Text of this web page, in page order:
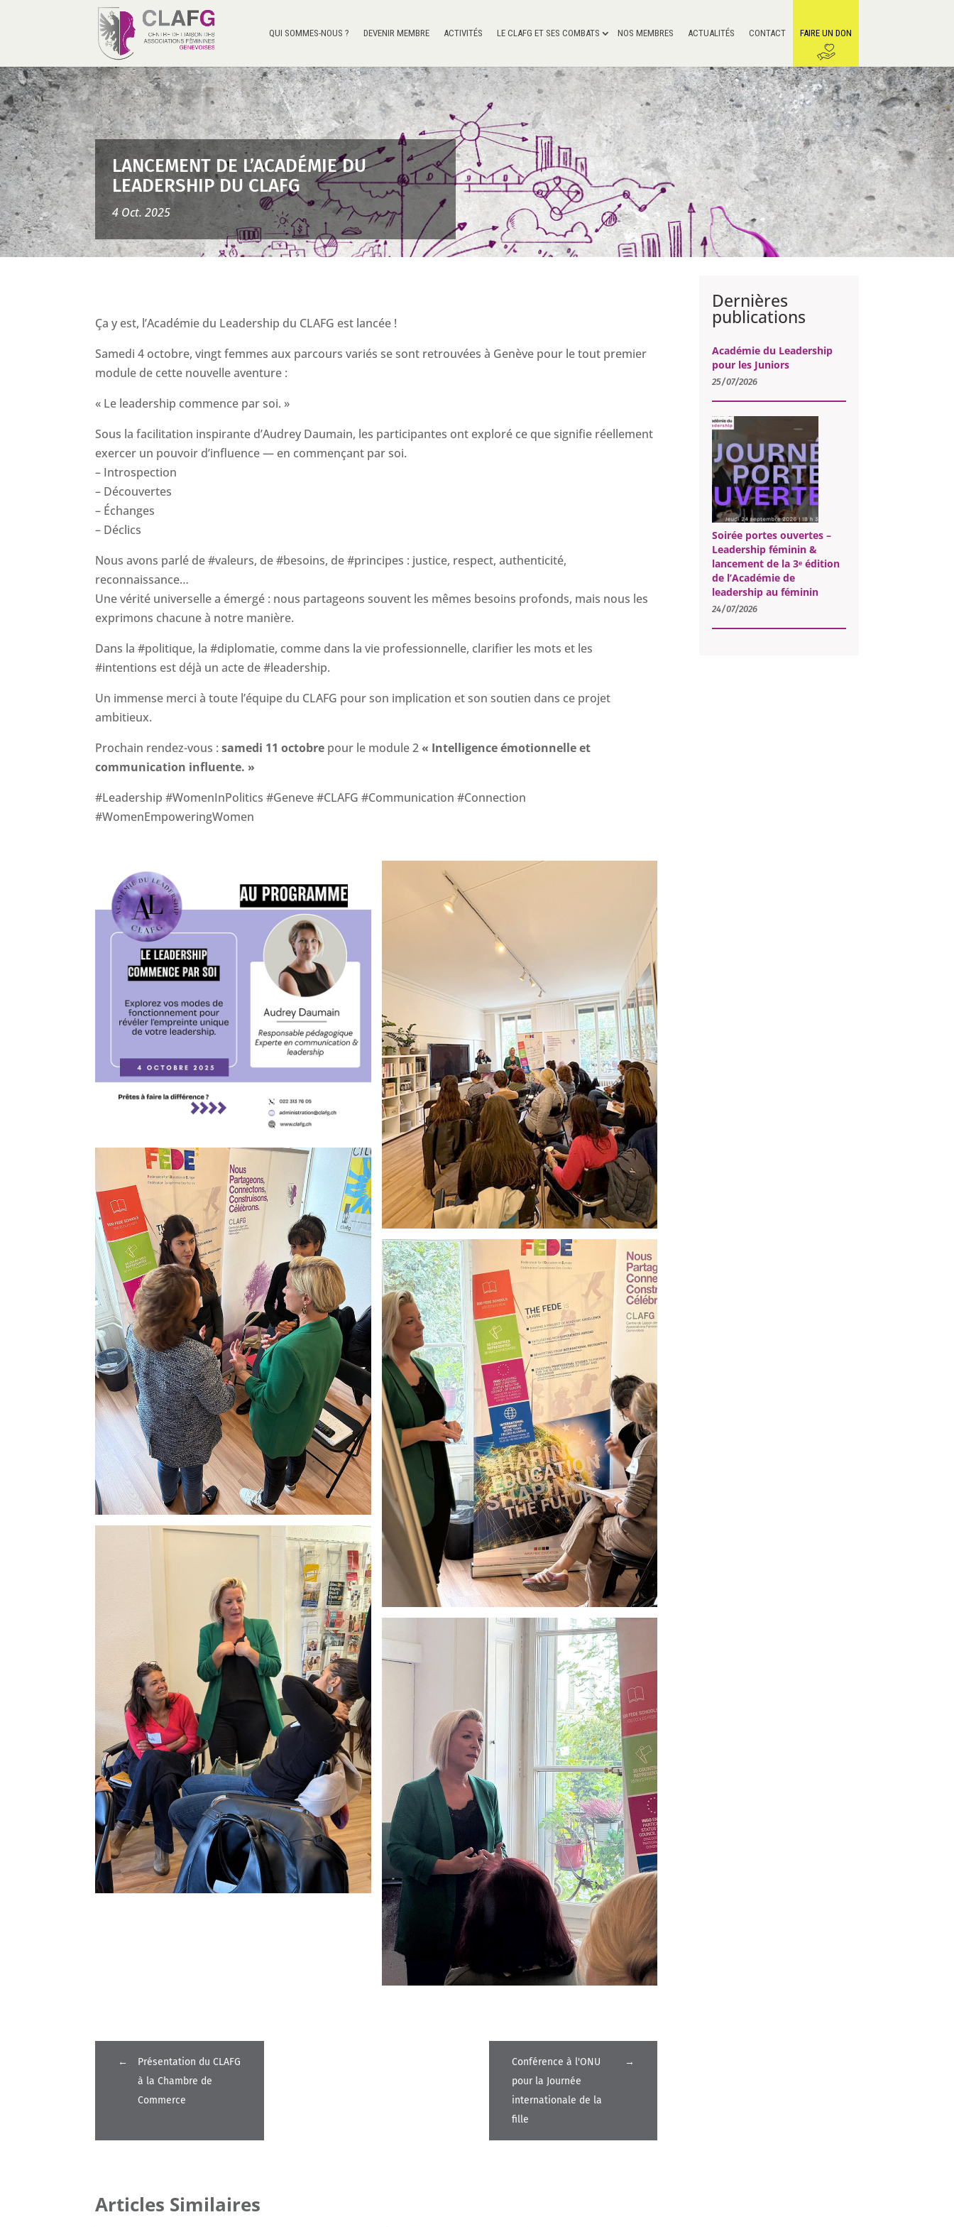
QUI SOMMES-NOUS ? DEVENIR MEMBRE ACTIVITÉS LE CLAFG ET SES COMBATS NOS MEMBRES ACTUALITÉS CONTACT FAIRE UN DON
LANCEMENT DE L’ACADÉMIE DU
LEADERSHIP DU CLAFG
4 Oct. 2025
Ça y est, l’Académie du Leadership du CLAFG est lancée !
Samedi 4 octobre, vingt femmes aux parcours variés se sont retrouvées à Genève pour le tout premier
module de cette nouvelle aventure :
« Le leadership commence par soi. »
Sous la facilitation inspirante d’Audrey Daumain, les participantes ont exploré ce que signifie réellement
exercer un pouvoir d’influence — en commençant par soi.
– Introspection
– Découvertes
– Échanges
– Déclics
Nous avons parlé de #valeurs, de #besoins, de #principes : justice, respect, authenticité,
reconnaissance…
Une vérité universelle a émergé : nous partageons souvent les mêmes besoins profonds, mais nous les
exprimons chacune à notre manière.
Dans la #politique, la #diplomatie, comme dans la vie professionnelle, clarifier les mots et les
#intentions est déjà un acte de #leadership.
Un immense merci à toute l’équipe du CLAFG pour son implication et son soutien dans ce projet
ambitieux.
Prochain rendez-vous :samedi 11 octobre pour le module 2« Intelligence émotionnelle et
communication influente. »
#Leadership #WomenInPolitics #Geneve #CLAFG #Communication #Connection
#WomenEmpoweringWomen
←
Présentation du CLAFG
à la Chambre de
Commerce
Conférence à l'ONU
pour la Journée
internationale de la
fille
→
Articles Similaires
Dernières
publications
Académie du Leadership
pour les Juniors
25/07/2026
Soirée portes ouvertes –
Leadership féminin &
lancement de la 3ᵉ édition
de l’Académie de
leadership au féminin
24/07/2026